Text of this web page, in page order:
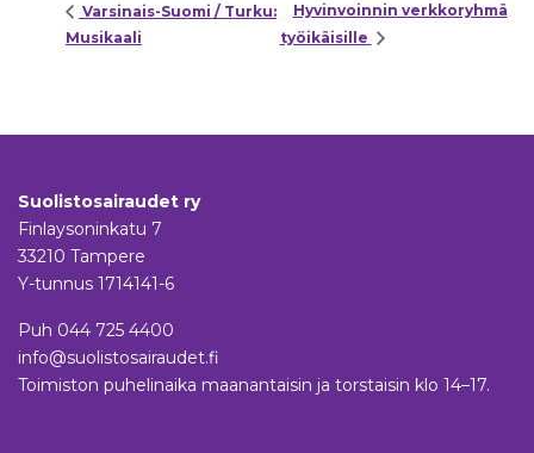
Varsinais-Suomi / Turku:
Musikaali
Hyvinvoinnin verkkoryhmä
työikäisille
Suolistosairaudet ry
Finlaysoninkatu 7
33210 Tampere
Y-tunnus 1714141-6
Puh 044 725 4400
info@suolistosairaudet.fi
Toimiston puhelinaika maanantaisin ja torstaisin klo 14–17.